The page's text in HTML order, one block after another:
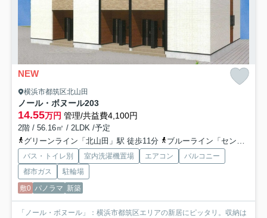
NEW
横浜市都筑区北山田
ノール・ボヌール203
14.55万円 管理/共益費4,100円
2階 / 56.16㎡ / 2LDK /予定
グリーンライン「北山田」駅 徒歩11分
ブルーライン「センター北」駅 徒歩25分
バス・トイレ別 室内洗濯機置場 エアコン
バルコニー
都市ガス
駐輪場
敷0 パノラマ 新築
「ノール・ボヌール」：横浜市都筑区エリアの新居にピッタリ。収納は